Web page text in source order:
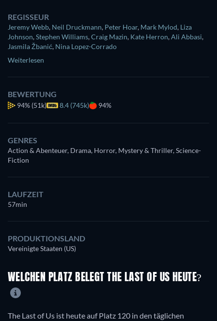
REGISSEUR
Jeremy Webb, Neil Druckmann, Peter Hoar, Mark Mylod, Liza
Johnson,Stephen Williams,Craig Mazin, Kate Herron,Ali Abbasi,
Jasmila Žbanić, Nina Lopez-Corrado
Weiterlesen
BEWERTUNG
94% (51k) 8.4 (745k) 94%
GENRES
Action & Abenteuer, Drama, Horror, Mystery & Thriller, Science-
Fiction
LAUFZEIT
57min
PRODUKTIONSLAND
Vereinigte Staaten (US)
WELCHEN PLATZ BELEGT THE LAST OF US HEUTE?
The Last of Us ist heute auf Platz 120 in den täglichen